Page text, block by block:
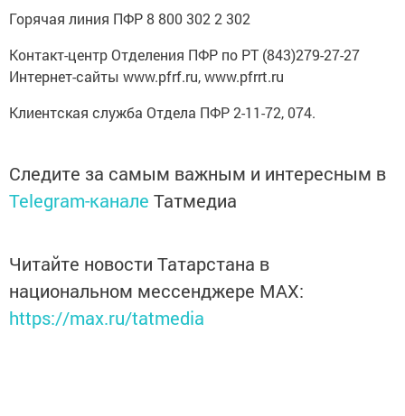
Горячая линия ПФР 8 800 302 2 302
Контакт-центр Отделения ПФР по РТ (843)279-27-27
Интернет-сайты www.pfrf.ru, www.pfrrt.ru
Клиентская служба Отдела ПФР 2-11-72, 074.
Следите за самым важным и интересным в
Telegram-канале Татмедиа
Читайте новости Татарстана в
национальном мессенджере MАХ:
https://max.ru/tatmedia